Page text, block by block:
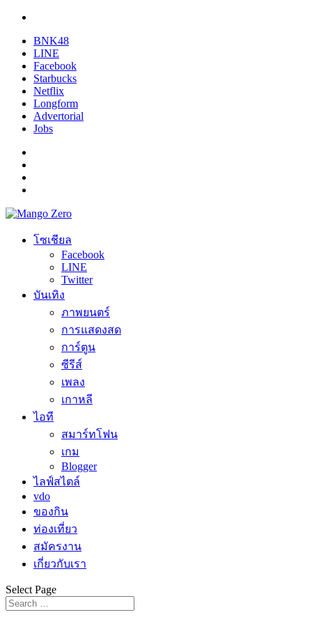
BNK48
LINE
Facebook
Starbucks
Netflix
Longform
Advertorial
Jobs
โซเชียล
Facebook
LINE
Twitter
บันเทิง
ภาพยนตร์
การแสดงสด
การ์ตูน
ซีรีส์
เพลง
เกาหลี
ไอที
สมาร์ทโฟน
เกม
Blogger
ไลฟ์สไตล์
vdo
ของกิน
ท่องเที่ยว
สมัครงาน
เกี่ยวกับเรา
Select Page